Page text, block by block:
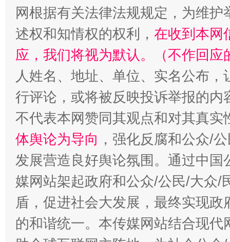
扯下公款旅游的“隐身衣” 如何以
“蜀中异人”王建安的艺术幻境
网根据有关法律法规规定，为维
述权和知情权的权利， 在收到本网
应，我们将视为默认。（不作回应
人姓名、地址、单位、实名公布
行评论，或将被反映投诉举报的
不代表本网赞同其观点和对其真实
体舆论为导向 ，强化反腐和公众/
发展营造良好舆论氛围。通过中
媒网站架起政府和公众/公民/大众/
盾，促进社会大发展，最终实现
的和谐统一。本传媒网站结合现